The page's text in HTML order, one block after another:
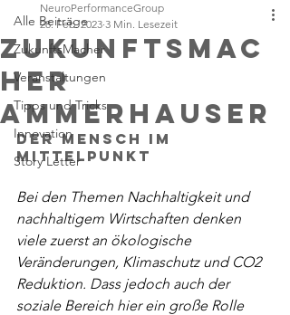
Alle Beiträge
ZukunftsMacher
Veranstaltungen
Tipps und Tricks
Innovation
Story Letter
ZukunftsMac
her
Ammerhauser
NeuroPerformanceGroup
28. Feb. 2023 3 Min. Lesezeit
Der Mensch im
Mittelpunkt
Bei den Themen Nachhaltigkeit und
nachhaltigem Wirtschaften denken
viele zuerst an ökologische
Veränderungen, Klimaschutz und CO2
Reduktion. Dass jedoch auch der
soziale Bereich hier ein große Rolle